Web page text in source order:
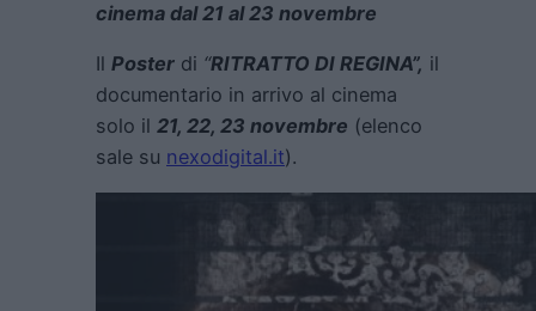
cinema dal 21 al 23 novembre
Il Poster di “RITRATTO DI REGINA”, il
documentario in arrivo al cinema
solo il 21, 22, 23 novembre (elenco
sale su nexodigital.it).